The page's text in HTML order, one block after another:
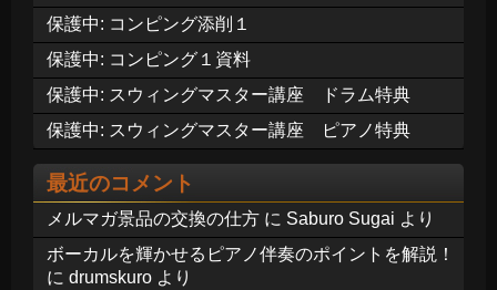
保護中: コンピング添削１
保護中: コンピング１資料
保護中: スウィングマスター講座 ドラム特典
保護中: スウィングマスター講座 ピアノ特典
最近のコメント
メルマガ景品の交換の仕方 に Saburo Sugai より
ボーカルを輝かせるピアノ伴奏のポイントを解説！
に drumskuro より